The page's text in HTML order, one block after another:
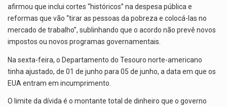
afirmou que inclui cortes “históricos” na despesa pública e
reformas que vão “tirar as pessoas da pobreza e colocá-las no
mercado de trabalho”, sublinhando que o acordo não prevê novos
impostos ou novos programas governamentais.
Na sexta-feira, o Departamento do Tesouro norte-americano
tinha ajustado, de 01 de junho para 05 de junho, a data em que os
EUA entram em incumprimento.
O limite da dívida é o montante total de dinheiro que o governo